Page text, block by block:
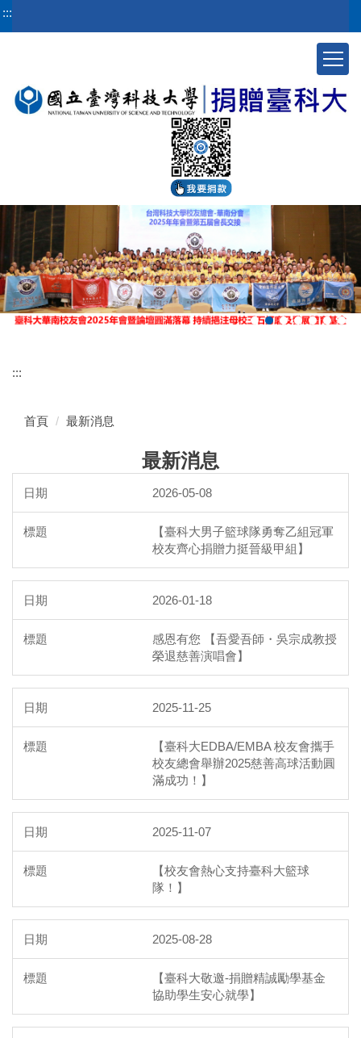
跳
到
容
:::
:::
首頁 最新消息
最新消息
2026-05-08
【臺科大男子籃球隊勇奪乙組冠軍
校友齊心捐贈力挺晉級甲組】
2026-01-18
感恩有您 【吾愛吾師・吳宗成教授
榮退慈善演唱會】
2025-11-25
【臺科大EDBA/EMBA 校友會攜手
校友總會舉辦2025慈善高球活動圓
滿成功！】
2025-11-07
【校友會熱心支持臺科大籃球
隊！】
2025-08-28
【臺科大敬邀-捐贈精誠勵學基金
協助學生安心就學】